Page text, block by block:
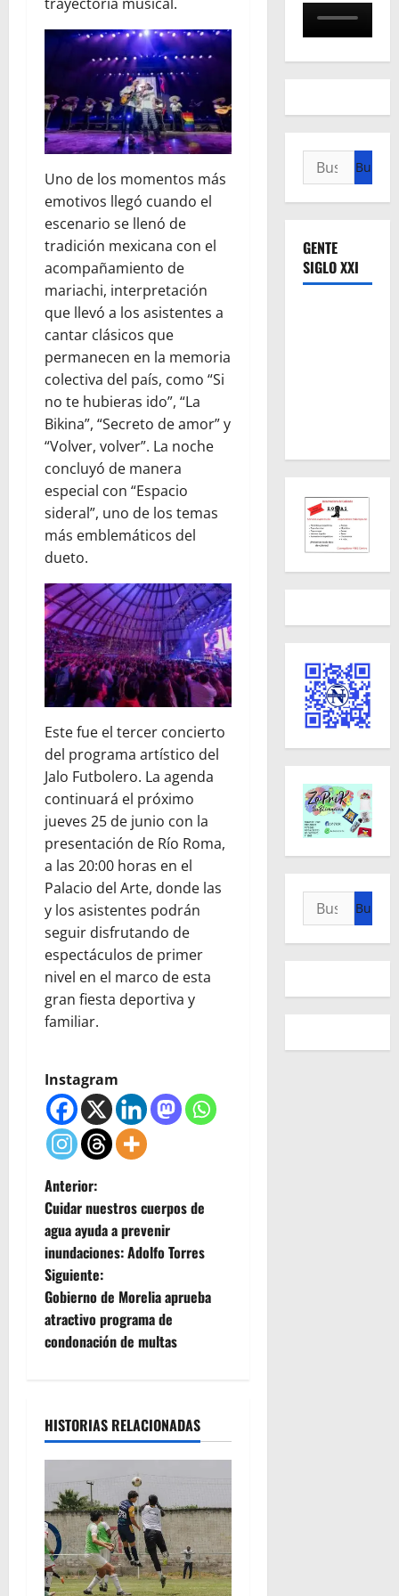
Uno de los momentos más
emotivos llegó cuando el
escenario se llenó de
tradición mexicana con el
acompañamiento de
mariachi, interpretación
que llevó a los asistentes a
cantar clásicos que
permanecen en la memoria
colectiva del país, como “Si
no te hubieras ido”, “La
Bikina”, “Secreto de amor” y
“Volver, volver”. La noche
concluyó de manera
especial con “Espacio
sideral”, uno de los temas
más emblemáticos del
dueto.
Este fue el tercer concierto
del programa artístico del
Jalo Futbolero. La agenda
continuará el próximo
jueves 25 de junio con la
presentación de Río Roma,
a las 20:00 horas en el
Palacio del Arte, donde las
y los asistentes podrán
seguir disfrutando de
espectáculos de primer
nivel en el marco de esta
gran fiesta deportiva y
familiar.
Instagram
N
a
v
e
g
c
i
ó
n
d
Anterior:
Cuidar nuestros cuerpos de
agua ayuda a prevenir
inundaciones: Adolfo Torres
Siguiente:
Gobierno de Morelia aprueba
atractivo programa de
condonación de multas
HISTORIAS RELACIONADAS
Buscar:
GENTE
SIGLO XXI
Buscar: